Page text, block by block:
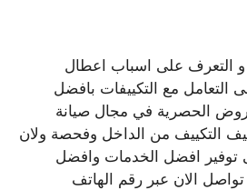
و التعرف على اسباب اعطال
التعامل مع التكييفات بافضل
الحصرية في مجال صيانة
التكييف من الداخل وفحصة ولان
توفير افضل الخدمات وافضل
الان عبر رقم الهاتف